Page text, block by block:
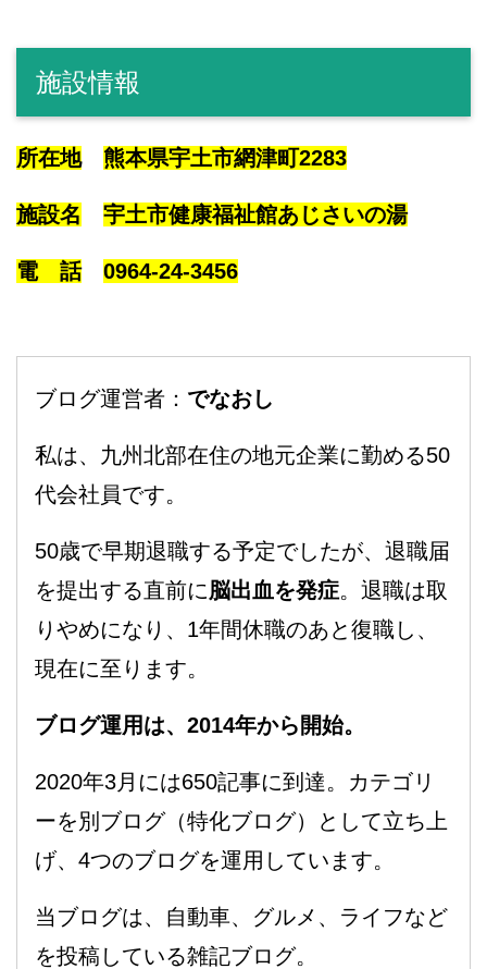
施設情報
所在地 熊本県宇土市網津町2283
施設名 宇土市健康福祉館あじさいの湯
電 話 0964-24-3456
ブログ運営者： でなおし
私は、九州北部在住の地元企業に勤める50
代会社員です。
50歳で早期退職する予定でしたが、退職届
を提出する直前に脳出血を発症。退職は取
りやめになり、1年間休職のあと復職し、
現在に至ります。
ブログ運用は、2014年から開始。
2020年3月には650記事に到達。カテゴリ
ーを別ブログ（特化ブログ）として立ち上
げ、4つのブログを運用しています。
当ブログは、自動車、グルメ、ライフなど
を投稿している雑記ブログ。